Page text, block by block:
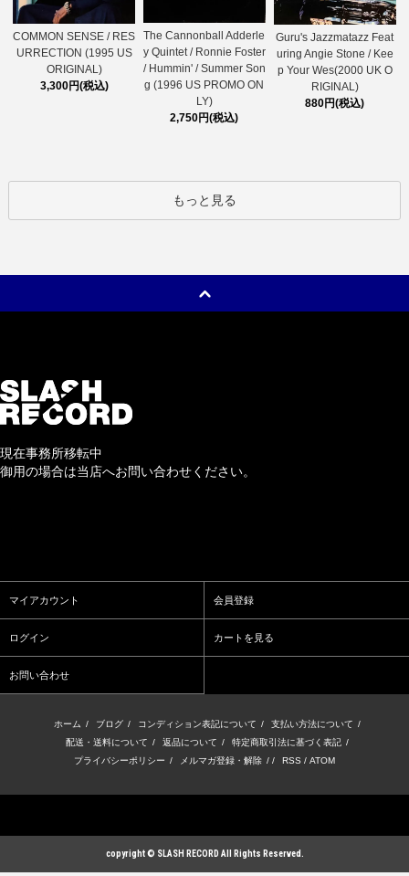
COMMON SENSE / RES
URRECTION (1995 US
ORIGINAL)
3,300円(税込)
The Cannonball Adderle
y Quintet / Ronnie Foster
/ Hummin' / Summer Son
g (1996 US PROMO ON
LY)
2,750円(税込)
Guru's Jazzmatazz Feat
uring Angie Stone / Kee
p Your Wes(2000 UK O
RIGINAL)
880円(税込)
もっと見る
現在事務所移転中
御用の場合は当店へお問い合わせください。
マイアカウント 会員登録
ログイン カートを見る
お問い合わせ
ホーム / ブログ / コンディション表記について / 支払い方法について /
配送・送料について / 返品について / 特定商取引法に基づく表記 /
プライバシーポリシー / メルマガ登録・解除 / / RSS / ATOM
copyright © SLASH RECORD All Rights Reserved.